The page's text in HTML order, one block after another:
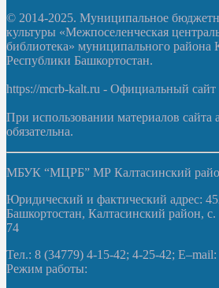
© 2014-2025. Муниципальное
культуры «Межпоселенческая
библиотека» муниципального района
Республики Башкортостан.
https://mcrb-kalt.ru - Официальный сайт
При использовании материалов сайта
обязательна.
МБУК “МЦРБ” МР Калтасинский
Юридический и фактический адрес:
Башкортостан, Калтасинский район,
74
Тел.: 8 (34779) 4-15-42; 4-25-42;
Режим работы: